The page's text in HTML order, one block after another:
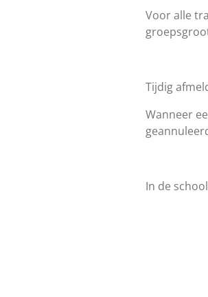
Voor alle
Tijdig
Wanneer
In de